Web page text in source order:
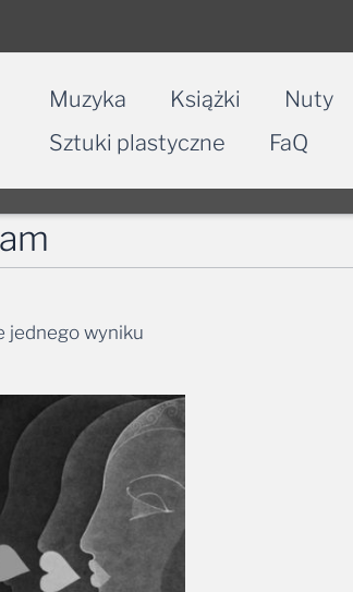
Muzyka Książki Nuty
Sztuki plastyczne
FaQ
jednego wyniku